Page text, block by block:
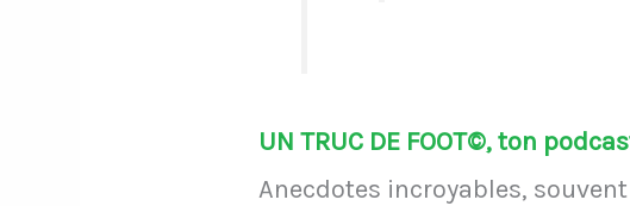
UN TRUC DE FOOT©, ton
Anecdotes incroyables,